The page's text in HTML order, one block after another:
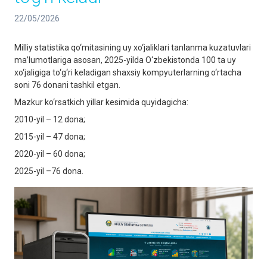
22/05/2026
Milliy statistika qo‘mitasining uy xo‘jaliklari tanlanma kuzatuvlari
ma’lumotlariga asosan, 2025-yilda O‘zbekistonda 100 ta uy
xo‘jaligiga to‘g‘ri keladigan shaxsiy kompyuterlarning o‘rtacha
soni 76 donani tashkil etgan.
Mazkur ko‘rsatkich yillar kesimida quyidagicha:
2010-yil – 12 dona;
2015-yil – 47 dona;
2020-yil – 60 dona;
2025-yil –76 dona.